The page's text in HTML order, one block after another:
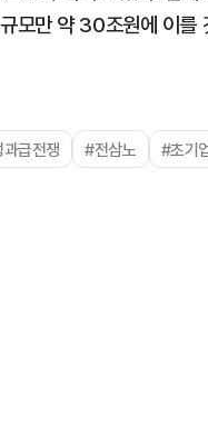
모만 약 30조원에 이를
급전쟁 #전삼노 #초기